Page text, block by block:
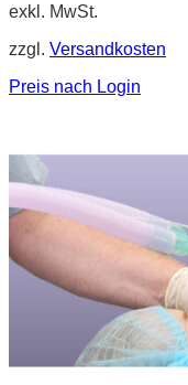
exkl. MwSt.
zzgl. Versandkosten
Preis nach Login